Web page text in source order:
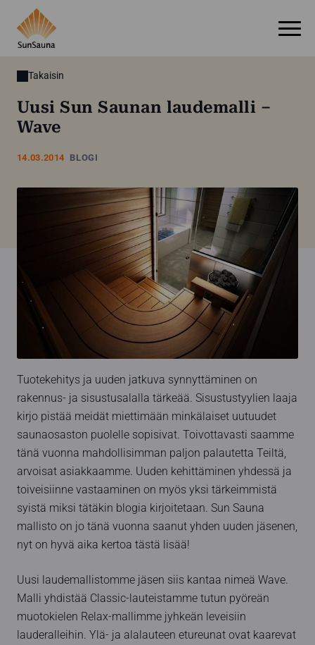
Takaisin
14.03.2014 BLOGI
Uusi Sun Saunan laudemalli –
Wave
Tuotekehitys ja uuden jatkuva synnyttäminen on
rakennus- ja sisustusalalla tärkeää. Sisustustyylien laaja
kirjo pistää meidät miettimään minkälaiset uutuudet
saunaosaston puolelle sopisivat. Toivottavasti saamme
tänä vuonna mahdollisimman paljon palautetta Teiltä,
arvoisat asiakkaamme. Uuden kehittäminen yhdessä ja
toiveisiinne vastaaminen on myös yksi tärkeimmistä
syistä miksi tätäkin blogia kirjoitetaan. Sun Sauna
mallisto on jo tänä vuonna saanut yhden uuden jäsenen,
nyt on hyvä aika kertoa tästä lisää!
Uusi laudemallistomme jäsen siis kantaa nimeä Wave.
Malli yhdistää Classic-lauteistamme tutun pyöreän
muotokielen Relax-mallimme jyhkeän leveisiin
lauderalleihin. Ylä- ja alalauteen etureunat ovat kaarevat